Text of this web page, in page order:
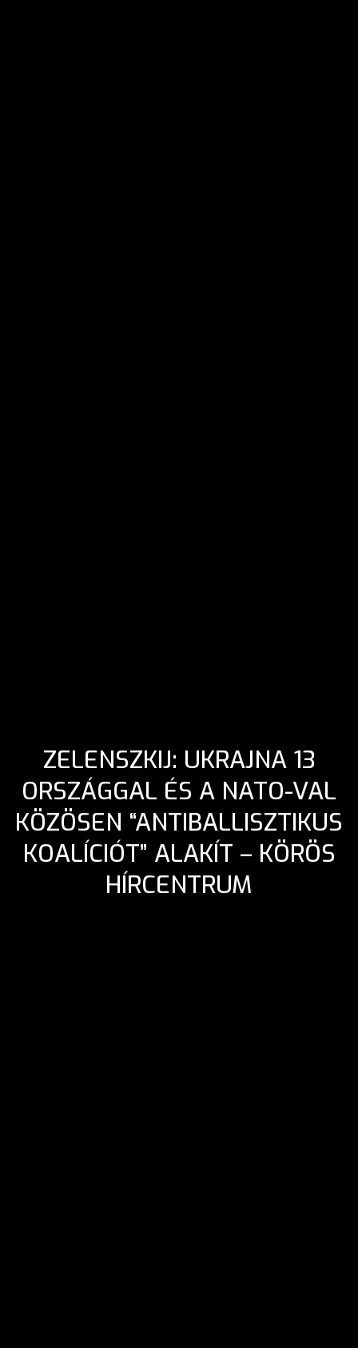
ZELENSZKIJ: UKRAJNA 13
ORSZÁGGAL ÉS A NATO-VAL
KÖZÖSEN “ANTIBALLISZTIKUS
KOALÍCIÓT” ALAKÍT – KÖRÖS
HÍRCENTRUM